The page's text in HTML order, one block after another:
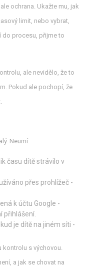
ochrana. Ukažte mu, jak
limit, nebo vybrat,
do procesu, přijme to
ale nevidělo, že to
Pokud ale pochopí, že
Neumí:
času dítě strávilo v
přes prohlížeč -
k účtu Google -
přihlášení.
je dítě na jiném síti -
s výchovou.
a jak se chovat na